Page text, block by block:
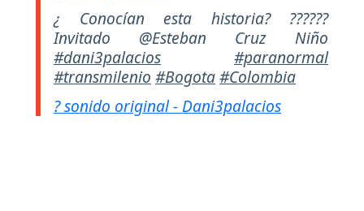
¿ Conocían esta historia? ??????
Invitado @Esteban Cruz Niño
#dani3palacios
#paranormal
#transmilenio #Bogota#Colombia
? sonido original - Dani3palacios